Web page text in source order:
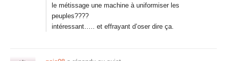
le métissage une machine à uniformiser les
peuples????
intéressant….. et effrayant d’oser dire ça.